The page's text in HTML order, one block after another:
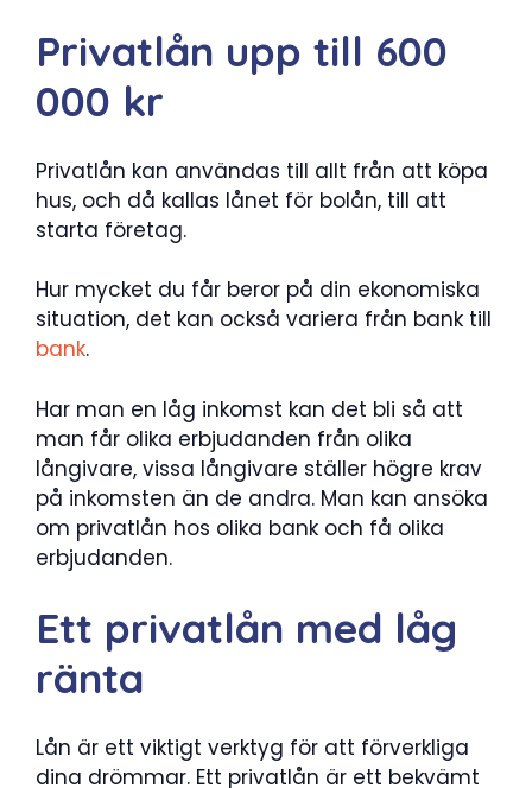
Privatlån upp till 600
000 kr
Privatlån kan användas till allt från att köpa
hus, och då kallas lånet för bolån, till att
starta företag.
Hur mycket du får beror på din ekonomiska
situation, det kan också variera från bank till
bank.
Har man en låg inkomst kan det bli så att
man får olika erbjudanden från olika
långivare, vissa långivare ställer högre krav
på inkomsten än de andra. Man kan ansöka
om privatlån hos olika bank och få olika
erbjudanden.
Ett privatlån med låg
ränta
Lån är ett viktigt verktyg för att förverkliga
dina drömmar. Ett privatlån är ett bekvämt